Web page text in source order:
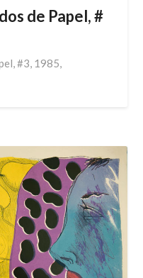
de Papel, #
#3, 1985,